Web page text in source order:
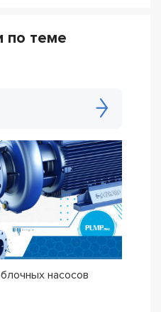
по теме
насосов